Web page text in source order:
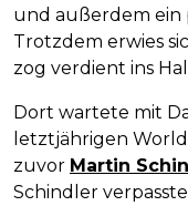
und außerdem ein
Trotzdem erwies
zog verdient ins
Dort wartete mit
letztjährigen
zuvor Martin
Schindler